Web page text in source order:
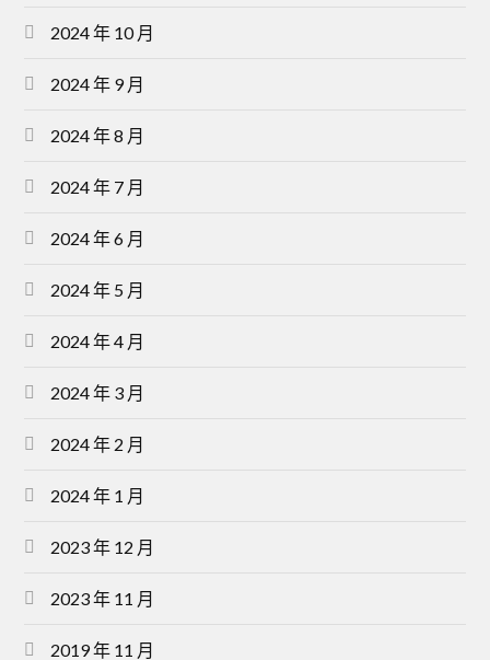
2024 年 10 月
2024 年 9 月
2024 年 8 月
2024 年 7 月
2024 年 6 月
2024 年 5 月
2024 年 4 月
2024 年 3 月
2024 年 2 月
2024 年 1 月
2023 年 12 月
2023 年 11 月
2019 年 11 月